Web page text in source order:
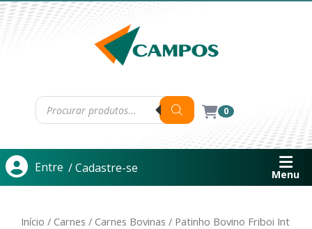
0
Entre / Cadastre-se Menu
Início / Carnes / Carnes Bovinas / Patinho Bovino Friboi Int